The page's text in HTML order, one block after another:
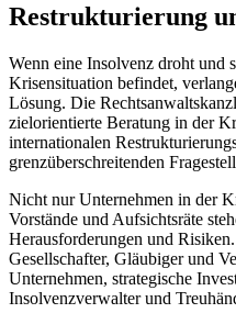
Restrukturierung
Wenn eine Insolvenz droht und
Krisensituation befindet,
Lösung. Die
zielorientierte Beratung in der
internationalen
grenzüberschreitenden
Nicht nur Unternehmen in der
Vorstände und Aufsichtsräte
Herausforderungen und
Gesellschafter, Gläubiger und
Unternehmen, strategische
Insolvenzverwalter und